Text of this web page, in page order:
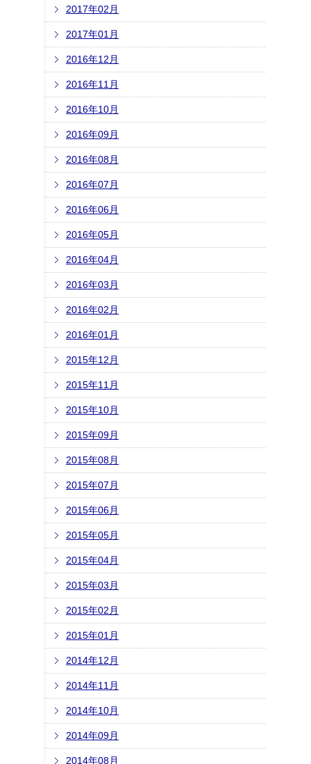
2017年02月
2017年01月
2016年12月
2016年11月
2016年10月
2016年09月
2016年08月
2016年07月
2016年06月
2016年05月
2016年04月
2016年03月
2016年02月
2016年01月
2015年12月
2015年11月
2015年10月
2015年09月
2015年08月
2015年07月
2015年06月
2015年05月
2015年04月
2015年03月
2015年02月
2015年01月
2014年12月
2014年11月
2014年10月
2014年09月
2014年08月